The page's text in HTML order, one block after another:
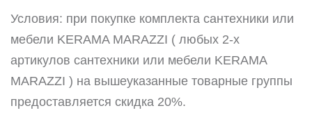
Условия: при покупке комплекта сантехники или
мебели KERAMA MARAZZI ( любых 2-х
артикулов сантехники или мебели KERAMA
MARAZZI ) на вышеуказанные товарные группы
предоставляется скидка 20%.